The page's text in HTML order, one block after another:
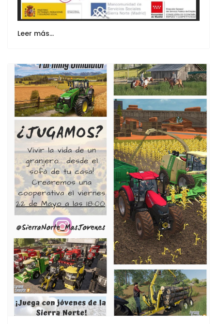
Leer más…